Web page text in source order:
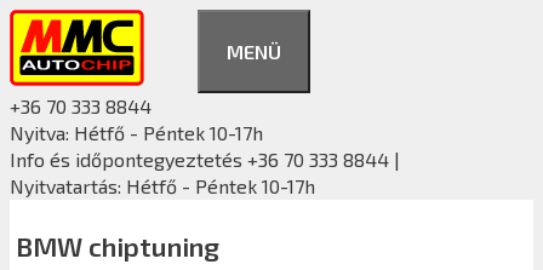
Kilépés
tartalomba
MENÜ
+36 70 333 8844
Nyitva: Hétfő - Péntek 10-17h
Info és időpontegyeztetés +36 70 333 8844 |
Nyitvatartás: Hétfő - Péntek 10-17h
BMW chiptuning